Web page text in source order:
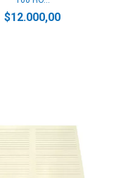
$12.000,00